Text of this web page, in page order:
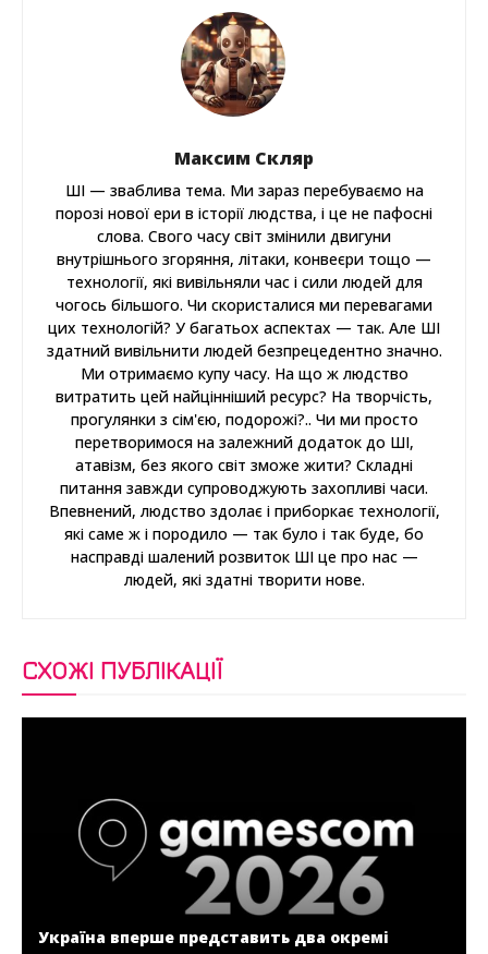
Максим Скляр
ШІ — зваблива тема. Ми зараз перебуваємо на
порозі нової ери в історії людства, і це не пафосні
слова. Свого часу світ змінили двигуни
внутрішнього згоряння, літаки, конвеєри тощо —
технології, які вивільняли час і сили людей для
чогось більшого. Чи скористалися ми перевагами
цих технологій? У багатьох аспектах — так. Але ШІ
здатний вивільнити людей безпрецедентно значно.
Ми отримаємо купу часу. На що ж людство
витратить цей найцінніший ресурс? На творчість,
прогулянки з сім'єю, подорожі?.. Чи ми просто
перетворимося на залежний додаток до ШІ,
атавізм, без якого світ зможе жити? Складні
питання завжди супроводжують захопливі часи.
Впевнений, людство здолає і приборкає технології,
які саме ж і породило — так було і так буде, бо
насправді шалений розвиток ШІ це про нас —
людей, які здатні творити нове.
СХОЖІ ПУБЛІКАЦІЇ
Україна вперше представить два окремі